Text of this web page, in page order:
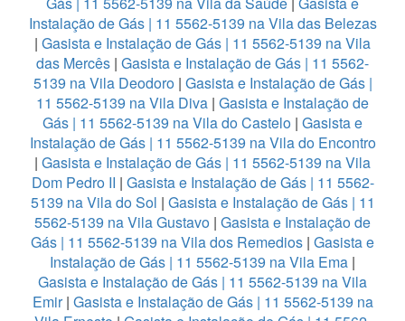
Instalação de Gás | 11 5562-5139 na Vila das Belezas
| Gasista e Instalação de Gás | 11 5562-5139 na Vila
das Mercês | Gasista e Instalação de Gás | 11 5562-
5139 na Vila Deodoro| Gasista e Instalação de Gás |
11 5562-5139 na Vila Diva | Gasista e Instalação de
Gás | 11 5562-5139 na Vila do Castelo | Gasista e
Instalação de Gás | 11 5562-5139 na Vila do Encontro
| Gasista e Instalação de Gás | 11 5562-5139 na Vila
Dom Pedro II | Gasista e Instalação de Gás | 11 5562-
5139 na Vila do Sol | Gasista e Instalação de Gás | 11
5562-5139 na Vila Gustavo | Gasista e Instalação de
Gás | 11 5562-5139 na Vila dos Remedios | Gasista e
Instalação de Gás | 11 5562-5139 na Vila Ema |
Gasista e Instalação de Gás | 11 5562-5139 na Vila
Emir| Gasista e Instalação de Gás | 11 5562-5139 na